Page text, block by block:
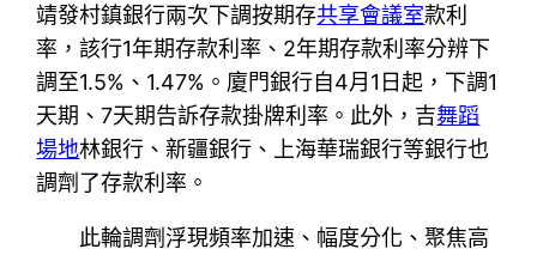
靖發村鎮銀行兩次下調按期存共享會議室款利
率，該行1年期存款利率、2年期存款利率分辨下
調至1.5%、1.47%。廈門銀行自4月1日起，下調1
天期、7天期告訴存款掛牌利率。此外，吉舞蹈
場地林銀行、新疆銀行、上海華瑞銀行等銀行也
調劑了存款利率。
此輪調劑浮現頻率加速、幅度分化、聚焦高